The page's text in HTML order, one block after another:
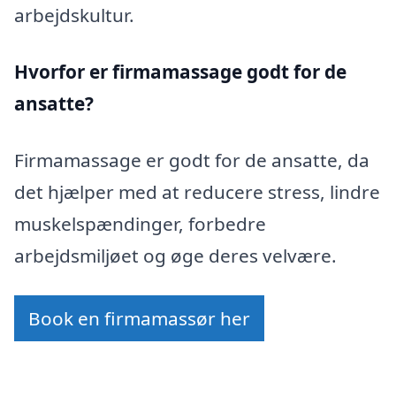
arbejdskultur.
Hvorfor er firmamassage godt for de
ansatte?
Firmamassage er godt for de ansatte, da
det hjælper med at reducere stress, lindre
muskelspændinger, forbedre
arbejdsmiljøet og øge deres velvære.
Book en firmamassør her